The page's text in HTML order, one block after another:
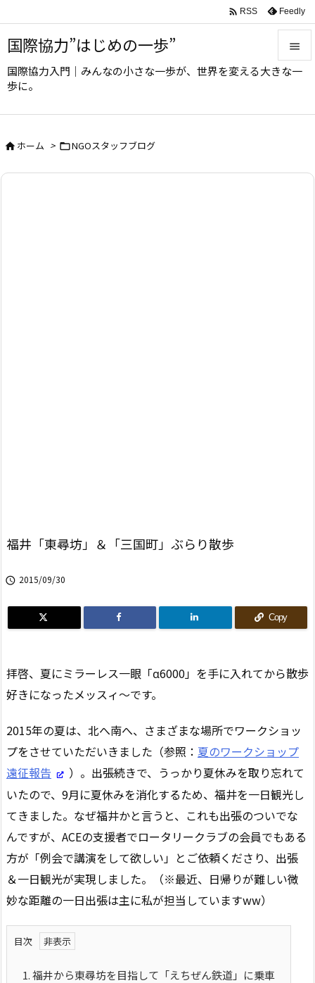
国際協力”はじめの一歩”
国際協力入門｜みんなの小さな一歩が、世界を変える大きな一
歩に。



 RSS Feedly
ホーム > NGOスタッフブログ
福井「東尋坊」＆「三国町」ぶらり散歩
 2015/09/30
Copy
拝啓、夏にミラーレス一眼「α6000」を手に入れてから散歩
好きになったメッスィ～です。
2015年の夏は、北へ南へ、さまざまな場所でワークショッ
プをさせていただいきました（参照： 夏のワークショップ
遠征報告
）。出張続きで、うっかり夏休みを取り忘れて
いたので、9月に夏休みを消化するため、福井を一日観光し
てきました。なぜ福井かと言うと、これも出張のついでな
んですが、ACEの支援者でロータリークラブの会員でもある
方が「例会で講演をして欲しい」とご依頼くださり、出張
＆一日観光が実現しました。（※最近、日帰りが難しい微
妙な距離の一日出張は主に私が担当していますww）
目次
1.福井から東尋坊を目指して「えちぜん鉄道」に乗車